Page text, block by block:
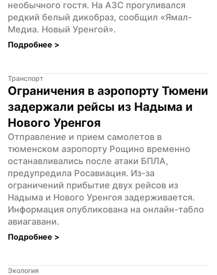
необычного гостя. На АЗС прогуливался
редкий белый дикобраз, сообщил «Ямал-
Медиа. Новый Уренгой».
Подробнее >
Транспорт
Ограничения в аэропорту Тюмени
задержали рейсы из Надыма и
Нового Уренгоя
Отправление и прием самолетов в
тюменском аэропорту Рощино временно
останавливались после атаки БПЛА,
предупредила Росавиация. Из-за
ограничений прибытие двух рейсов из
Надыма и Нового Уренгоя задерживается.
Информация опубликована на онлайн-табло
авиагавани.
Подробнее >
Экология